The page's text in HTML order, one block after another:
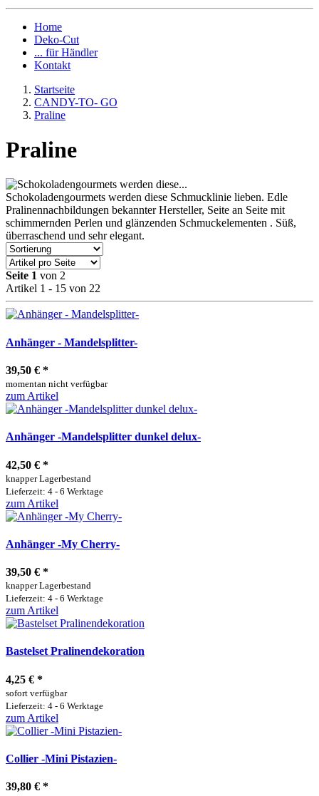
Home
Deko-Cut
... für Händler
Kontakt
Startseite
CANDY-TO- GO
Praline
Praline
Schokoladengourmets werden diese Schmucklinie lieben. Edle
Pralinennachbildungen bekannter Hersteller, Seite an Seite mit
schimmernden Perlen und glänzenden Schmuckelementen . Süß,
überraschend und sehr elegant.
Seite 1 von 2
Artikel 1 - 15 von 22
Anhänger - Mandelsplitter-
39,50 € *
momentan nicht verfügbar
zum Artikel
Anhänger -Mandelsplitter dunkel delux-
42,50 € *
knapper Lagerbestand
Lieferzeit: 4 - 6 Werktage
zum Artikel
Anhänger -My Cherry-
39,50 € *
knapper Lagerbestand
Lieferzeit: 4 - 6 Werktage
zum Artikel
Bastelset Pralinendekoration
4,25 € *
sofort verfügbar
Lieferzeit: 4 - 6 Werktage
zum Artikel
Collier -Mini Pistazien-
39,80 € *